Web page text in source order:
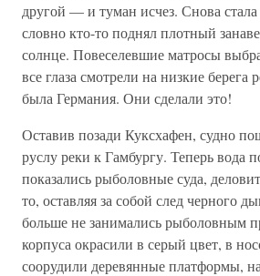
другой — и туман исчез. Снова стала
словно кто-то поднял плотный
солнце. Повеселевшие матросы
все глаза смотрели на низкие
была Германия. Они сделали это!
Оставив позади Куксхафен, судно
руслу реки к Гамбургу. Теперь вода
показались рыболовные суда,
то, оставляя за собой след черного
больше не занимались рыболовным
корпуса окрасили в серый цвет, в
соорудили деревянные платформы,